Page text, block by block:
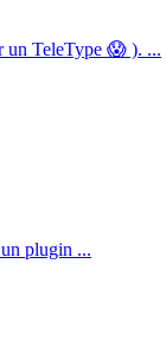
un TeleType 😱 ). ...
plugin ...